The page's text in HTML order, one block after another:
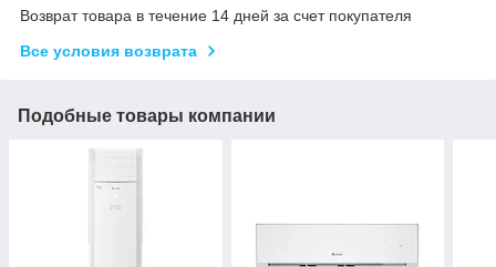
Возврат товара в течение 14 дней за счет покупателя
Все условия возврата
Подобные товары компании